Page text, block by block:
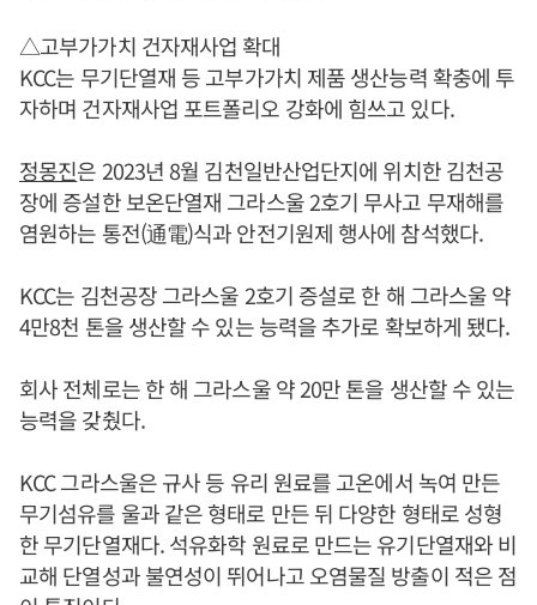
△고부가가치 건자재사업 확대
KCC는 무기단열재 등 고부가가치 제품 생산능력 확충에 투
자하며 건자재사업 포트폴리오 강화에 힘쓰고 있다.
정몽진은 2023년 8월 김천일반산업단지에 위치한 김천공
장에 증설한 보온단열재 그라스울 2호기 무사고 무재해를
염원하는 통전(通電)식과 안전기원제 행사에 참석했다.
KCC는 김천공장 그라스울 2호기 증설로 한 해 그라스울 약
4만8천 톤을 생산할 수 있는 능력을 추가로 확보하게 됐다.
회사 전체로는 한 해 그라스울 약 20만 톤을 생산할 수 있는
능력을 갖췄다.
KCC 그라스울은 규사 등 유리 원료를 고온에서 녹여 만든
무기섬유를 울과 같은 형태로 만든 뒤 다양한 형태로 성형
한 무기단열재다. 석유화학 원료로 만드는 유기단열재와 비
교해 단열성과 불연성이 뛰어나고 오염물질 방출이 적은 점